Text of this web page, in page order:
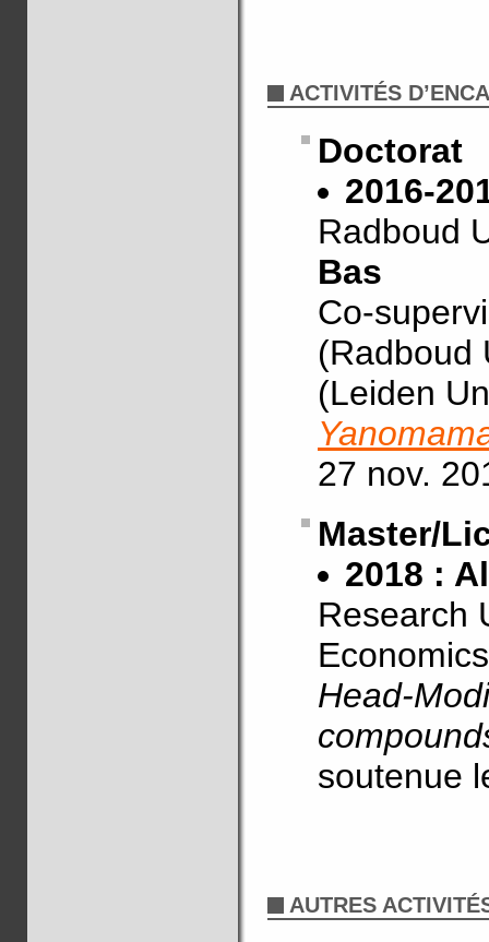
ACTIVITÉS
Doctorat
2016-
Radboud
Bas
Co-
(Radboud
(Leiden
27 nov.
Master/
2018 :
Research
Head-
soutenue
AUTRES